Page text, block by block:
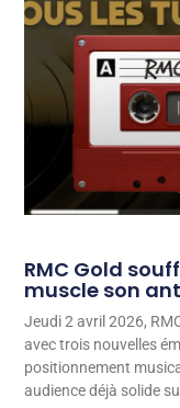
RMC Gold
muscle son
Jeudi 2 avril 2026,
avec trois nouvelles
positionnement
audience déjà solide